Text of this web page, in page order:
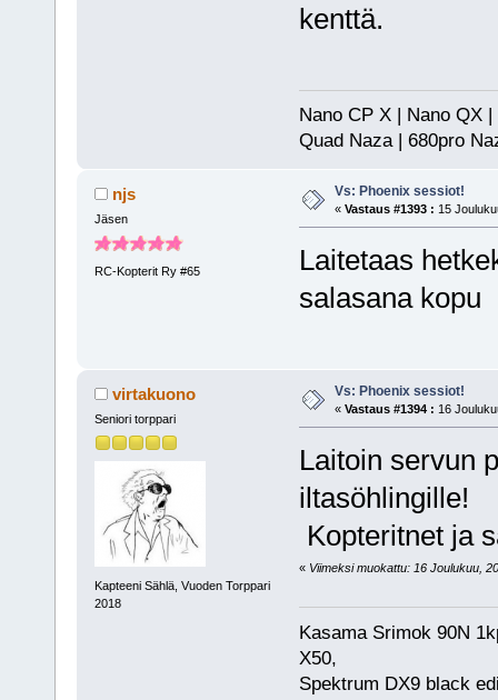
kenttä.
Nano CP X | Nano QX
Quad Naza | 680pro
njs
Jäsen
RC-Kopterit Ry #65
Vs: Phoenix sessiot!
« Vastaus #1393 : 15
Laitetaas
salasana kopu
virtakuono
Seniori torppari
Kapteeni Sählä, Vuoden Torppari
2018
Vs: Phoenix sessiot!
« Vastaus #1394 : 16
Laitoin servun
iltasöhlingille!
Kopteritnet ja
« Viimeksi muokattu: 16 Joulukuu,
Kasama Srimok 90N
X50,
Spektrum DX9 black